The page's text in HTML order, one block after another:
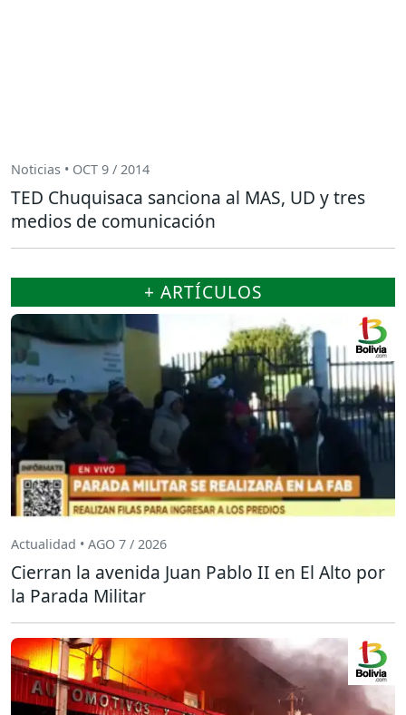
Noticias • OCT 9 / 2014
TED Chuquisaca sanciona al MAS, UD y tres
medios de comunicación
+ ARTÍCULOS
Actualidad • AGO 7 / 2026
Cierran la avenida Juan Pablo II en El Alto por
la Parada Militar